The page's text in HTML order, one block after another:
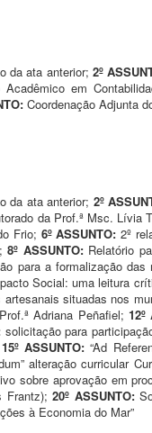
da ata anterior; 2º
em
Coordenação Adjunta
da ata anterior; 2º
da Prof.ª Msc. Lívia
Frio; 6º ASSUNTO: 2º
8º ASSUNTO:Relatório
para a formalização
Social: uma leitura
artesanais situadas nos
Adriana Peñafiel; 12º
solicitação para
15º ASSUNTO:“Ad
alteração curricular
sobre aprovação em
Frantz);20º ASSUNTO:
à Economia do Mar”